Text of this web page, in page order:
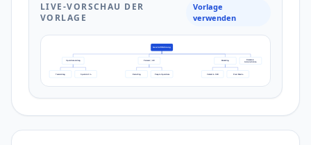
LIVE-VORSCHAU DER
VORLAGE
Vorlage
verwenden
Geschäftsführung
Operations-Leitung Personal / HR Marketing
Finanzen &
Administration
Teamleitung Spezialist:in Recruiting People Operations Content & SEO Paid Media